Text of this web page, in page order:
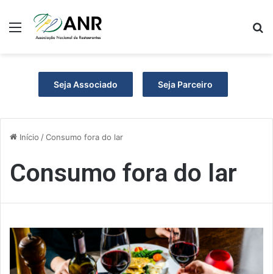
Menu
Seja Associado Seja Parceiro
Início /Consumo fora do lar
Consumo fora do lar